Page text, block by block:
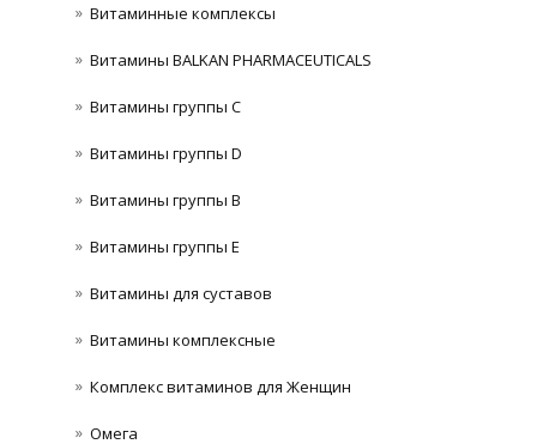
Витаминные комплексы
Витамины BALKAN PHARMACEUTICALS
Витамины группы C
Витамины группы D
Витамины группы В
Витамины группы Е
Витамины для суставов
Витамины комплексные
Комплекс витаминов для Женщин
Омега